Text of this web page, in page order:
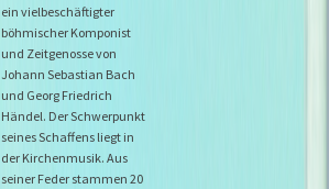
ein vielbeschäftigter
böhmischer Komponist
und Zeitgenosse von
Johann Sebastian Bach
und Georg Friedrich
Händel. Der Schwerpunkt
seines Schaffens liegt in
der Kirchenmusik. Aus
seiner Feder stammen 20